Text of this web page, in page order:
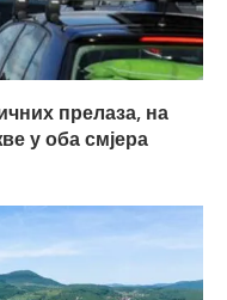
прелаза, на
у оба смјера